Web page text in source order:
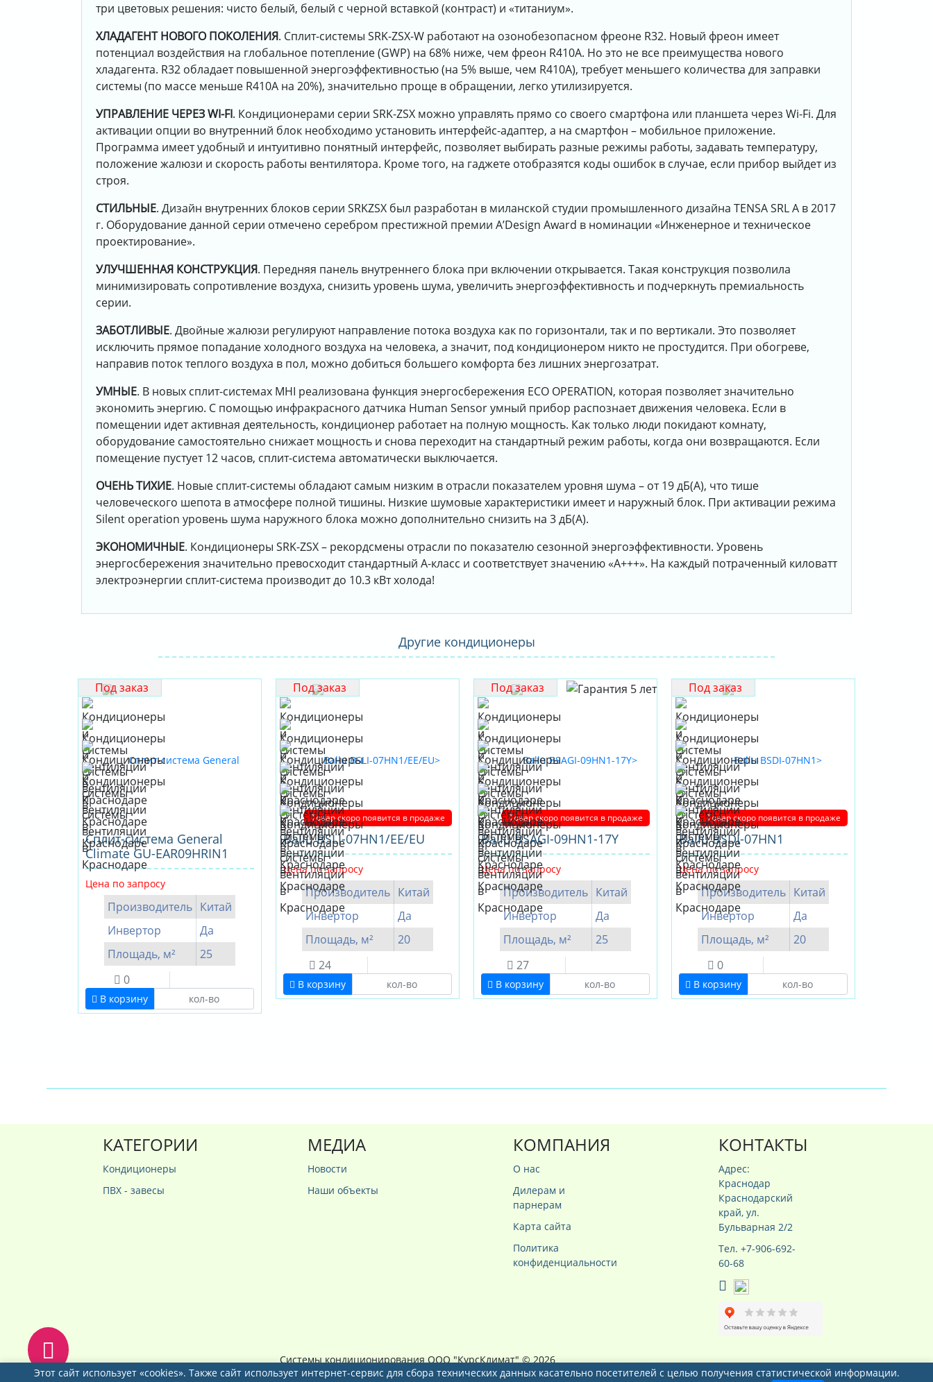
три цветовых решения: чисто белый, белый с черной вставкой (контраст) и «титаниум».
ХЛАДАГЕНТ НОВОГО ПОКОЛЕНИЯ. Сплит-системы SRK-ZSX-W работают на озонобезопасном фреоне R32. Новый фреон имеет
потенциал воздействия на глобальное потепление (GWP) на 68% ниже, чем фреон R410A. Но это не все преимущества нового
хладагента. R32 обладает повышенной энергоэффективностью (на 5% выше, чем R410A), требует меньшего количества для заправки
системы (по массе меньше R410A на 20%), значительно проще в обращении, легко утилизируется.
УПРАВЛЕНИЕ ЧЕРЕЗ WI-FI. Кондиционерами серии SRK-ZSX можно управлять прямо со своего смартфона или планшета через Wi-Fi. Для
активации опции во внутренний блок необходимо установить интерфейс-адаптер, а на смартфон – мобильное приложение.
Программа имеет удобный и интуитивно понятный интерфейс, позволяет выбирать разные режимы работы, задавать температуру,
положение жалюзи и скорость работы вентилятора. Кроме того, на гаджете отобразятся коды ошибок в случае, если прибор выйдет из
строя.
СТИЛЬНЫЕ. Дизайн внутренних блоков серии SRKZSX был разработан в миланской студии промышленного дизайна TENSA SRL А в 2017
г. Оборудование данной серии отмечено серебром престижной премии A’Design Award в номинации «Инженерное и техническое
проектирование».
УЛУЧШЕННАЯ КОНСТРУКЦИЯ. Передняя панель внутреннего блока при включении открывается. Такая конструкция позволила
минимизировать сопротивление воздуха, снизить уровень шума, увеличить энергоэффективность и подчеркнуть премиальность
серии.
ЗАБОТЛИВЫЕ. Двойные жалюзи регулируют направление потока воздуха как по горизонтали, так и по вертикали. Это позволяет
исключить прямое попадание холодного воздуха на человека, а значит, под кондиционером никто не простудится. При обогреве,
направив поток теплого воздуха в пол, можно добиться большего комфорта без лишних энергозатрат.
УМНЫЕ. В новых сплит-системах MHI реализована функция энергосбережения ECO OPERATION, которая позволяет значительно
экономить энергию. С помощью инфракрасного датчика Human Sensor умный прибор распознает движения человека. Если в
помещении идет активная деятельность, кондиционер работает на полную мощность. Как только люди покидают комнату,
оборудование самостоятельно снижает мощность и снова переходит на стандартный режим работы, когда они возвращаются. Если
помещение пустует 12 часов, сплит-система автоматически выключается.
ОЧЕНЬ ТИХИЕ. Новые сплит-системы обладают самым низким в отрасли показателем уровня шума – от 19 дБ(А), что тише
человеческого шепота в атмосфере полной тишины. Низкие шумовые характеристики имеет и наружный блок. При активации режима
Silent operation уровень шума наружного блока можно дополнительно снизить на 3 дБ(А).
ЭКОНОМИЧНЫЕ. Кондиционеры SRK-ZSX – рекордсмены отрасли по показателю сезонной энергоэффективности. Уровень
энергосбережения значительно превосходит стандартный А-класс и соответствует значению «А+++». На каждый потраченный киловатт
электроэнергии сплит-система производит до 10.3 кВт холода!
Другие кондиционеры
Под заказ
Сплит-система General
Climate GU-EAR09HRIN1
Цена по запросу
Производитель Китай
Инвертор
Да
Площадь, м²
25
0
В корзину
Под заказ
Товар скоро появится в продаже
Ballu BSLI-07HN1/EE/EU
Цена по запросу
Производитель Китай
Инвертор
Да
Площадь, м²
20
24
В корзину
Под заказ
Товар скоро появится в продаже
Ballu BSAGI-09HN1-17Y
Цена по запросу
Производитель Китай
Инвертор
Да
Площадь, м²
25
27
В корзину
Под заказ
Товар скоро появится в продаже
Ballu BSDI-07HN1
Цена по запросу
Производитель Китай
Инвертор
Да
Площадь, м²
20
0
В корзину
КАТЕГОРИИ
Кондиционеры
ПВХ - завесы
МЕДИА
Новости
Наши объекты
КОМПАНИЯ
О нас
Дилерам и
парнерам
Карта сайта
Политика
конфиденциальности
КОНТАКТЫ
Адрес:
Краснодар
Краснодарский
край, ул.
Бульварная 2/2
Тел. +7-906-692-
60-68
Системы кондиционирования ООО "КурсКлимат"© 2026
Этот сайт использует «cookies». Также сайт использует интернет-сервис для сбора технических данных касательно посетителей с целью получения статистической информации.